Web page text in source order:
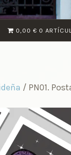
0,00 € 0
/ PN01.